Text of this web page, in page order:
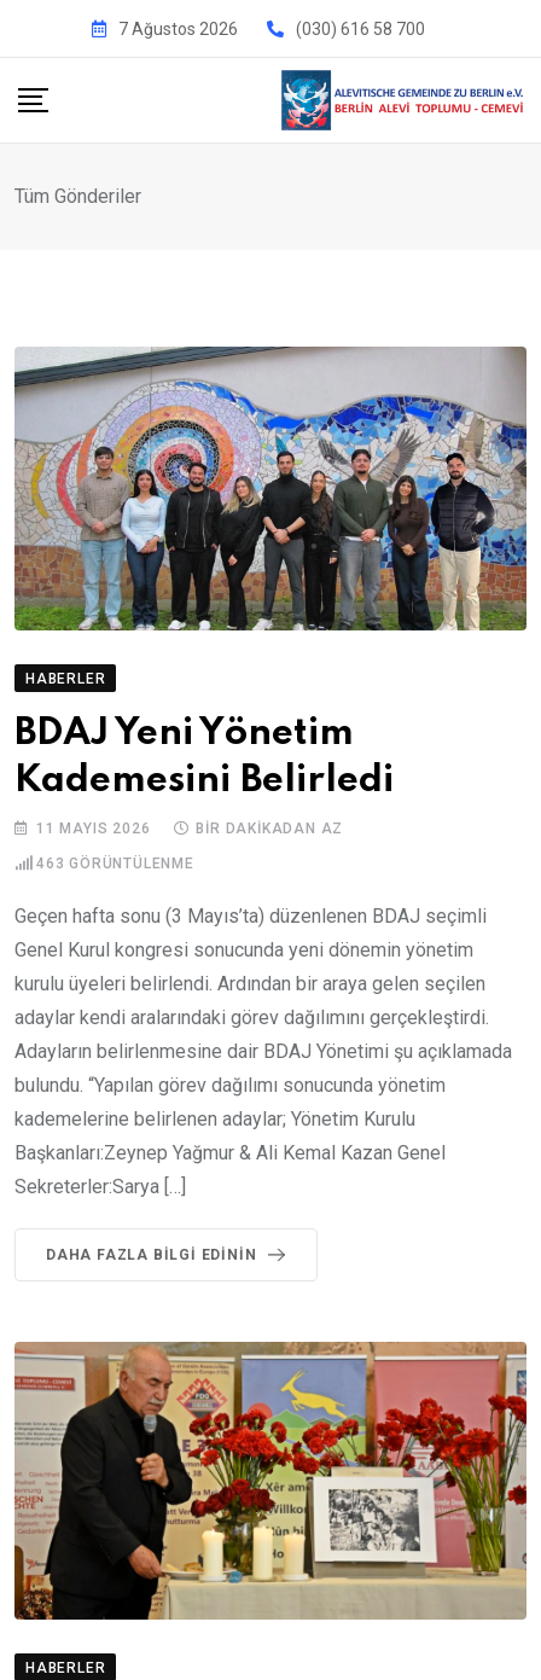
7 Ağustos 2026 (030) 616 58 700
Tüm Gönderiler
HABERLER
BDAJ Yeni Yönetim
Kademesini Belirledi
11 MAYIS 2026 BIR DAKIKADAN AZ
463 GÖRÜNTÜLENME
Geçen hafta sonu (3 Mayıs’ta) düzenlenen BDAJ seçimli
Genel Kurul kongresi sonucunda yeni dönemin yönetim
kurulu üyeleri belirlendi. Ardından bir araya gelen seçilen
adaylar kendi aralarındaki görev dağılımını gerçekleştirdi.
Adayların belirlenmesine dair BDAJ Yönetimi şu açıklamada
bulundu. “Yapılan görev dağılımı sonucunda yönetim
kademelerine belirlenen adaylar; Yönetim Kurulu
Başkanları:Zeynep Yağmur & Ali Kemal Kazan Genel
Sekreterler:Sarya […]
DAHA FAZLA BILGI EDININ
HABERLER